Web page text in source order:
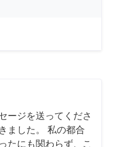
ージを送ってくださ
ました。 私の都合
たにも関わらず、こ